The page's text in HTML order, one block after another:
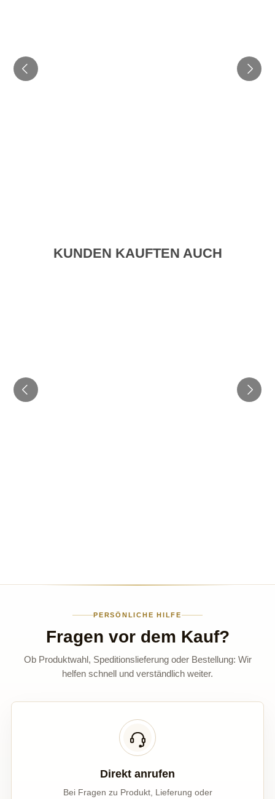
KUNDEN KAUFTEN AUCH
PERSÖNLICHE HILFE
Fragen vor dem Kauf?
Ob Produktwahl, Speditionslieferung oder Bestellung: Wir
helfen schnell und verständlich weiter.
Direkt anrufen
Bei Fragen zu Produkt, Lieferung oder